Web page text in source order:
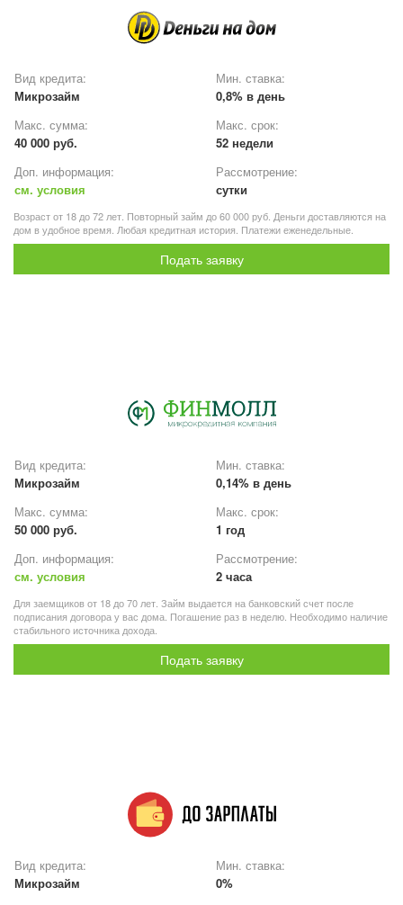
Вид кредита:
Микрозайм
Мин. ставка:
0,8% в день
Макс. сумма:
40 000 руб.
Макс. срок:
52 недели
Доп. информация:
см. условия
Рассмотрение:
сутки
Возраст от 18 до 72 лет. Повторный займ до 60 000 руб. Деньги доставляются на
дом в удобное время. Любая кредитная история. Платежи еженедельные.
Подать заявку
Вид кредита:
Микрозайм
Мин. ставка:
0,14% в день
Макс. сумма:
50 000 руб.
Макс. срок:
1 год
Доп. информация:
см. условия
Рассмотрение:
2 часа
Для заемщиков от 18 до 70 лет. Займ выдается на банковский счет после
подписания договора у вас дома. Погашение раз в неделю. Необходимо наличие
стабильного источника дохода.
Подать заявку
Вид кредита:
Микрозайм
Мин. ставка:
0%